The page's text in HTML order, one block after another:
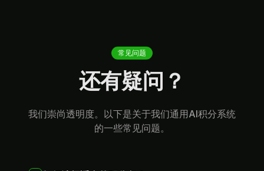
常见问题
还有疑问？
我们崇尚透明度。以下是关于我们通用AI积分系统
的一些常见问题。